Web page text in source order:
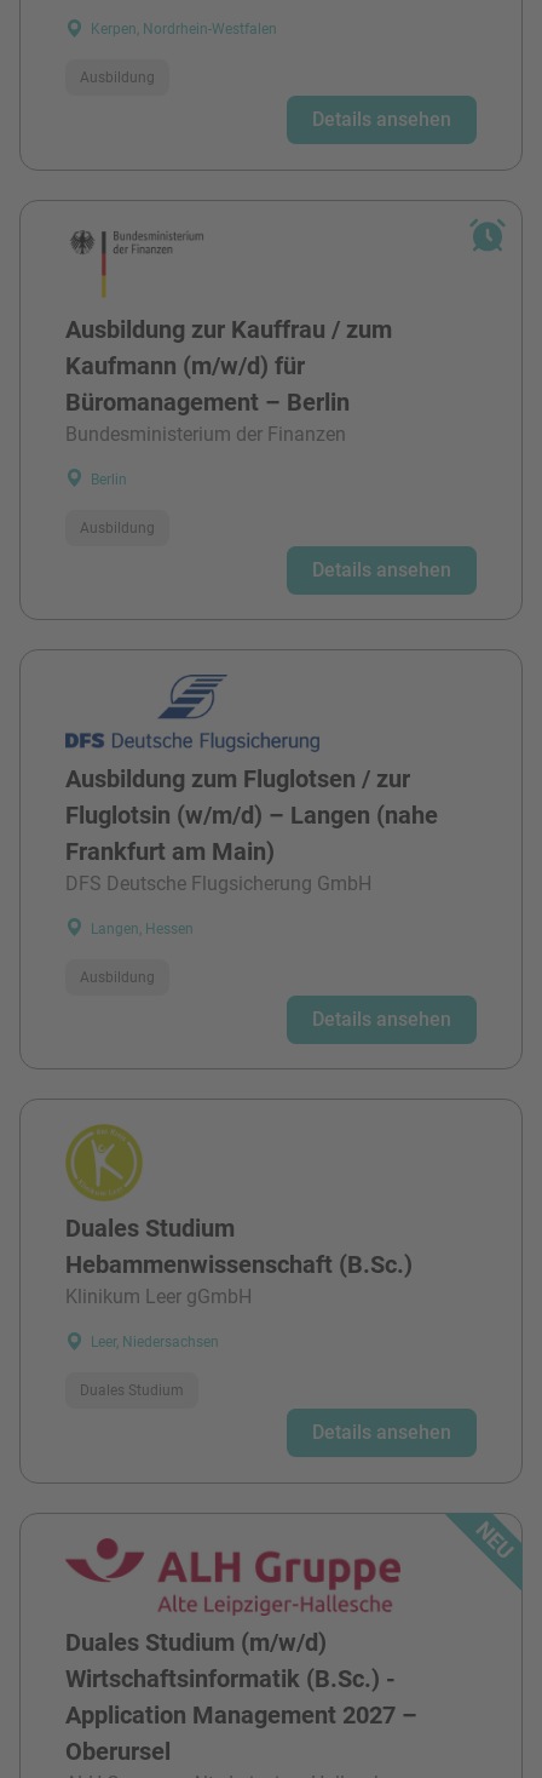
Kerpen, Nordrhein-Westfalen
Ausbildung
Details ansehen
Ausbildung zur Kauffrau / zum
Kaufmann (m/w/d) für
Büromanagement – Berlin
Bundesministerium der Finanzen
Berlin
Ausbildung
Details ansehen
Ausbildung zum Fluglotsen / zur
Fluglotsin (w/m/d) – Langen (nahe
Frankfurt am Main)
DFS Deutsche Flugsicherung GmbH
Langen, Hessen
Ausbildung
Details ansehen
Duales Studium
Hebammenwissenschaft (B.Sc.)
Klinikum Leer gGmbH
Leer, Niedersachsen
Duales Studium
Details ansehen
Duales Studium (m/w/d)
Wirtschaftsinformatik (B.Sc.) -
Application Management 2027 –
Oberursel